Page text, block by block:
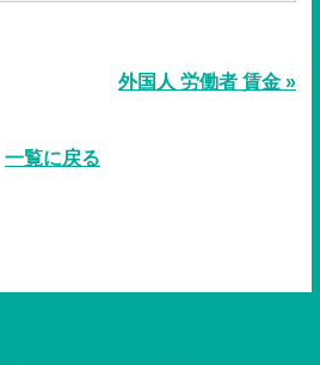
外国人 労働者 賃金 »
一覧に戻る